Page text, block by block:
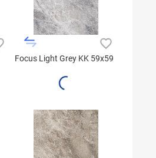
Focus Light Grey KK 59x59